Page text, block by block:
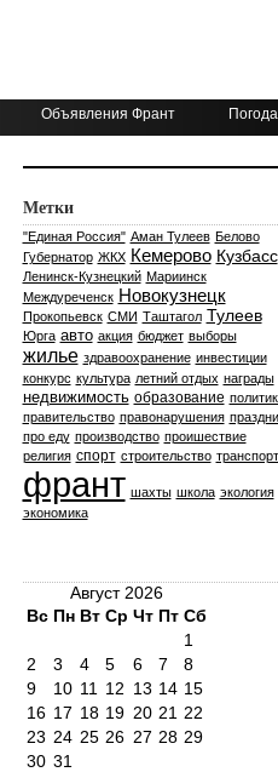
Объявления Франт Погода
Метки
"Единая Россия" Аман Тулеев Белово
Губернатор ЖКХ Кемерово Кузбасс
Ленинск-Кузнецкий Мариинск
Междуреченск Новокузнецк
Прокопьевск СМИ Таштагол Тулеев
Юрга авто акция бюджет выборы
жилье здравоохранение инвестиции
конкурс культура летний отдых награды
недвижимость образование
правительство правонарушения
про еду производство проишествие
религия спорт строительство транспорт
франт шахты школа экология
экономика
Август 2026
Вс Пн Вт Ср Чт Пт Сб
1
2
3 4 5 6 7
8
9
10 11 12 13 14 15
16 17 18 19 20 21 22
23 24 25 26 27 28 29
30 31